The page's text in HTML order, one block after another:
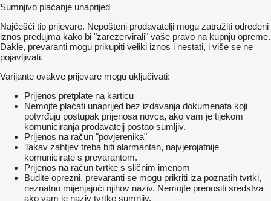
Sumnjivo plaćanje unaprijed
Najčešći tip prijevare. Nepošteni prodavatelji mogu zatražiti određeni
iznos predujma kako bi "zarezervirali" vaše pravo na kupnju opreme.
Dakle, prevaranti mogu prikupiti veliki iznos i nestati, i više se ne
pojavljivati.
Varijante ovakve prijevare mogu uključivati:
Prijenos pretplate na karticu
Nemojte plaćati unaprijed bez izdavanja dokumenata koji
potvrđuju postupak prijenosa novca, ako vam je tijekom
komuniciranja prodavatelj postao sumljiv.
Prijenos na račun "povjerenika"
Takav zahtjev treba biti alarmantan, najvjerojatnije
komunicirate s prevarantom.
Prijenos na račun tvrtke s sličnim imenom
Budite oprezni, prevaranti se mogu prikriti iza poznatih tvrtki,
neznatno mijenjajući njihov naziv. Nemojte prenositi sredstva
ako vam je naziv tvrtke sumnjiv.